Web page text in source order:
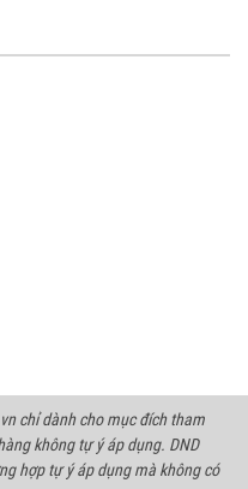
chỉ dành cho mục đích tham
không tự ý áp dụng. DND
hợp tự ý áp dụng mà không có